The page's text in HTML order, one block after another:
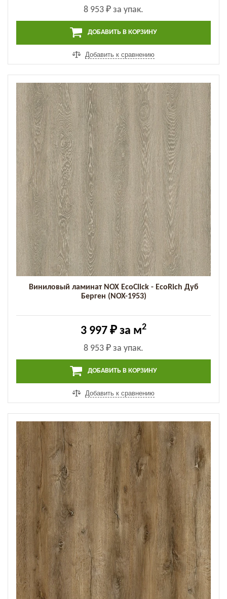
8 953 ₽ за упак.
ДОБАВИТЬ В КОРЗИНУ
Добавить к сравнению
Виниловый ламинат NOX EcoClick - EcoRich Дуб
Берген (NOX-1953)
3 997 ₽ за м2
8 953 ₽ за упак.
ДОБАВИТЬ В КОРЗИНУ
Добавить к сравнению